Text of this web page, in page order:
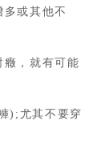
或其他不
，就有可能
);尤其不要穿